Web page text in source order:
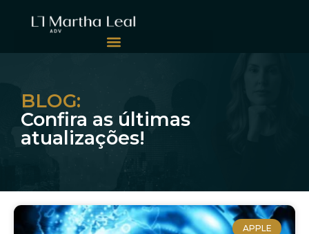
BLOG:
Confira as últimas
atualizações!
APPLE